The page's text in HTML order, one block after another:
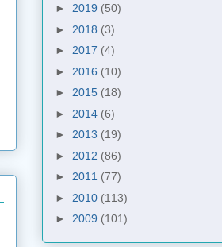
► 2019 (50)
► 2018 (3)
► 2017 (4)
► 2016 (10)
► 2015 (18)
► 2014 (6)
► 2013 (19)
► 2012 (86)
► 2011 (77)
► 2010 (113)
► 2009 (101)